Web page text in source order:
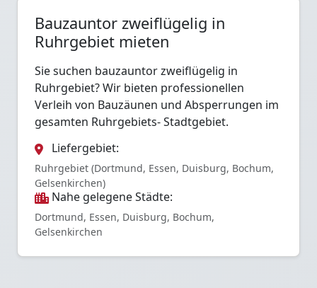
Bauzauntor zweiflügelig in
Ruhrgebiet mieten
Sie suchen bauzauntor zweiflügelig in
Ruhrgebiet? Wir bieten professionellen
Verleih von Bauzäunen und Absperrungen im
gesamten Ruhrgebiets- Stadtgebiet.
Liefergebiet:
Ruhrgebiet (Dortmund, Essen, Duisburg, Bochum,
Gelsenkirchen)
Nahe gelegene Städte:
Dortmund, Essen, Duisburg, Bochum,
Gelsenkirchen